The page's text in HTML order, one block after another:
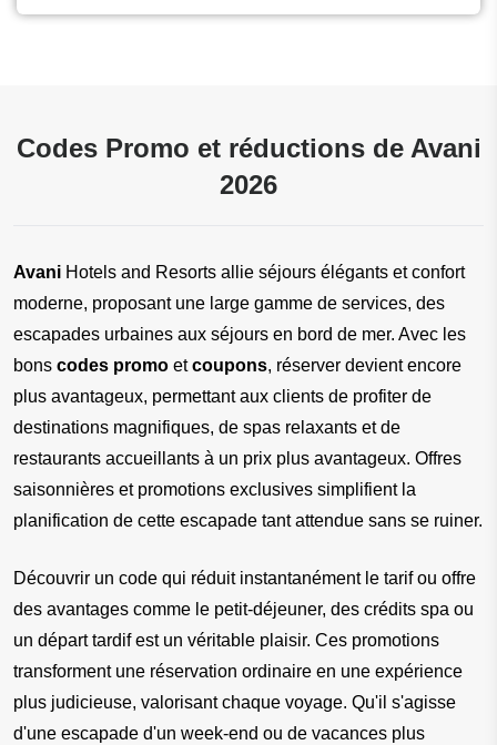
Codes Promo et réductions de Avani
2026
Avani Hotels and Resorts allie séjours élégants et confort
moderne, proposant une large gamme de services, des
escapades urbaines aux séjours en bord de mer. Avec les
bons codes promo et coupons, réserver devient encore
plus avantageux, permettant aux clients de profiter de
destinations magnifiques, de spas relaxants et de
restaurants accueillants à un prix plus avantageux. Offres
saisonnières et promotions exclusives simplifient la
planification de cette escapade tant attendue sans se ruiner.
Découvrir un code qui réduit instantanément le tarif ou offre
des avantages comme le petit-déjeuner, des crédits spa ou
un départ tardif est un véritable plaisir. Ces promotions
transforment une réservation ordinaire en une expérience
plus judicieuse, valorisant chaque voyage. Qu'il s'agisse
d'une escapade d'un week-end ou de vacances plus